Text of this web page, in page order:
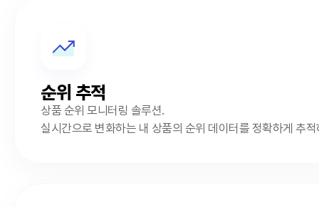
순위 추적
상품 순위 모니터링 솔루션.
실시간으로 변화하는 내 상품의 순위 데이터를 정확하게 추